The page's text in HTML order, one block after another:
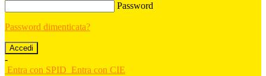
Password
Password dimenticata?
-
Entra con SPID Entra con CIE